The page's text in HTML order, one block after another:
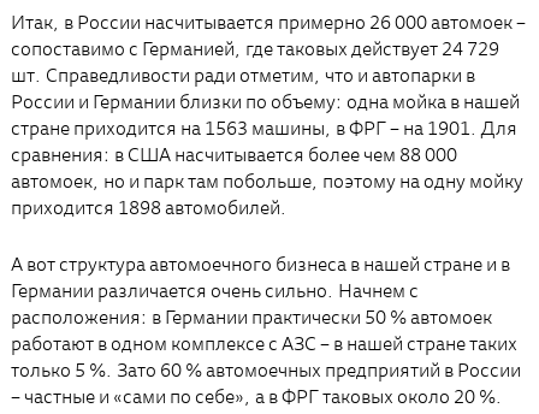
Итак, в России насчитывается примерно 26 000 автомоек –
сопоставимо с Германией, где таковых действует 24 729
шт. Справедливости ради отметим, что и автопарки в
России и Германии близки по объему: одна мойка в нашей
стране приходится на 1563 машины, в ФРГ – на 1901. Для
сравнения: в США насчитывается более чем 88 000
автомоек, но и парк там побольше, поэтому на одну мойку
приходится 1898 автомобилей.
А вот структура автомоечного бизнеса в нашей стране и в
Германии различается очень сильно. Начнем с
расположения: в Германии практически 50 % автомоек
работают в одном комплексе с АЗС – в нашей стране таких
только 5 %. Зато 60 % автомоечных предприятий в России
– частные и «сами по себе», а в ФРГ таковых около 20 %.